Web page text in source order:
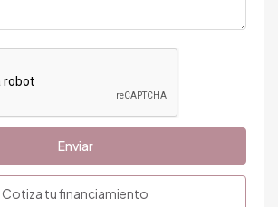
Enviar
Cotiza tu financiamiento